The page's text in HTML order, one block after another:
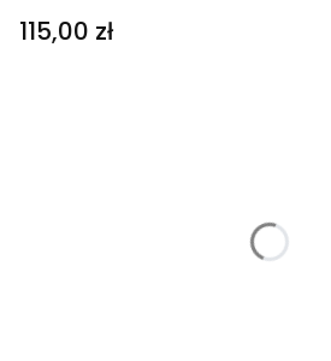
Cena
115,00 zł